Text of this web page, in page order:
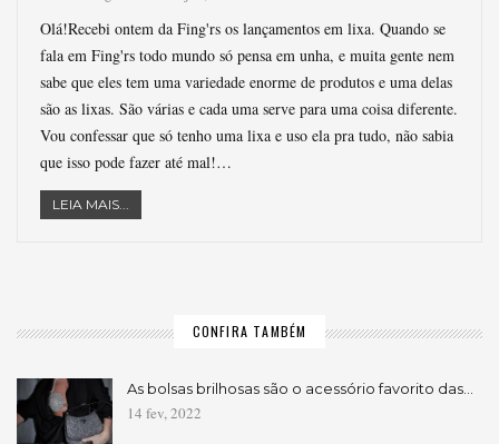
Olá!Recebi ontem da Fing'rs os lançamentos em lixa. Quando se
fala em Fing'rs todo mundo só pensa em unha, e muita gente nem
sabe que eles tem uma variedade enorme de produtos e uma delas
são as lixas. São várias e cada uma serve para uma coisa diferente.
Vou confessar que só tenho uma lixa e uso ela pra tudo, não sabia
que isso pode fazer até mal!…
LEIA MAIS...
CONFIRA TAMBÉM
As bolsas brilhosas são o acessório favorito das…
14 fev, 2022